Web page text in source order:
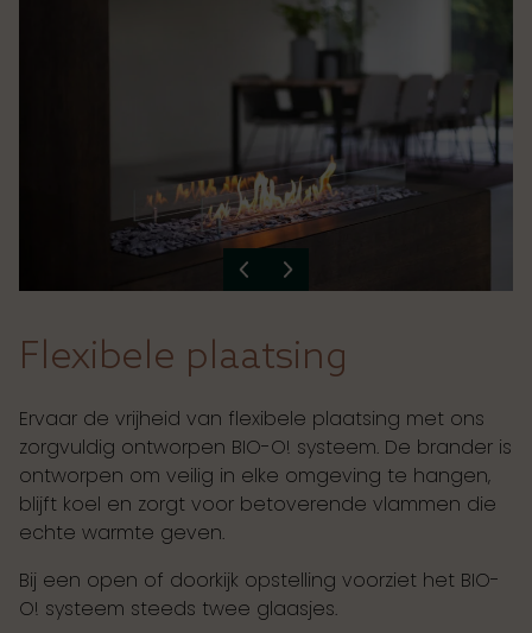
Flexibele plaatsing
Ervaar de vrijheid van flexibele plaatsing met ons
zorgvuldig ontworpen BIO-O! systeem. De brander is
ontworpen om veilig in elke omgeving te hangen,
blijft koel en zorgt voor betoverende vlammen die
echte warmte geven.
Bij een open of doorkijk opstelling voorziet het BIO-
O! systeem steeds twee glaasjes.